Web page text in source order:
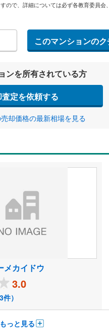
で、詳細については必ず各教育委員会
このマンションの
ンを所有されている方
定を依頼する
却価格の最新相場を見る
メカイドウ
3.0
）
もっと見る